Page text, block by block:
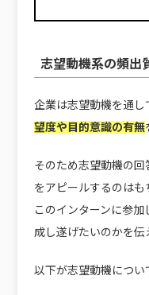
志望動機系の頻出
企業は志望動機を通し
望度や目的意識の有無
そのため志望動機の
をアピールするのは
このインターンに参
成し遂げたいのかを伝
以下が志望動機につい